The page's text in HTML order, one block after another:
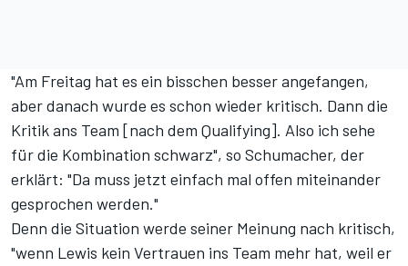
"Am Freitag hat es ein bisschen besser angefangen,
aber danach wurde es schon wieder kritisch. Dann die
Kritik ans Team [nach dem Qualifying]. Also ich sehe
für die Kombination schwarz", so Schumacher, der
erklärt: "Da muss jetzt einfach mal offen miteinander
gesprochen werden."
Denn die Situation werde seiner Meinung nach kritisch,
"wenn Lewis kein Vertrauen ins Team mehr hat, weil er